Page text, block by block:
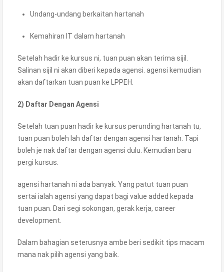
Undang-undang berkaitan hartanah
Kemahiran IT dalam hartanah
Setelah hadir ke kursus ni, tuan puan akan terima sijil.
Salinan sijil ni akan diberi kepada agensi. agensi kemudian
akan daftarkan tuan puan ke LPPEH.
2) Daftar Dengan Agensi
Setelah tuan puan hadir ke kursus perunding hartanah tu,
tuan puan boleh lah daftar dengan agensi hartanah. Tapi
boleh je nak daftar dengan agensi dulu. Kemudian baru
pergi kursus.
agensi hartanah ni ada banyak. Yang patut tuan puan
sertai ialah agensi yang dapat bagi value added kepada
tuan puan. Dari segi sokongan, gerak kerja, career
development.
Dalam bahagian seterusnya ambe beri sedikit tips macam
mana nak pilih agensi yang baik.